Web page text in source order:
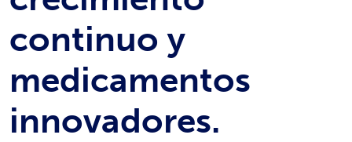
continuo y
medicamentos
innovadores.